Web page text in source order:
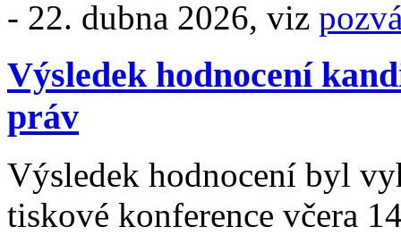
- 22. dubna 2026, viz
Výsledek hodnocení
práv
Výsledek hodnocení byl
tiskové konference včera